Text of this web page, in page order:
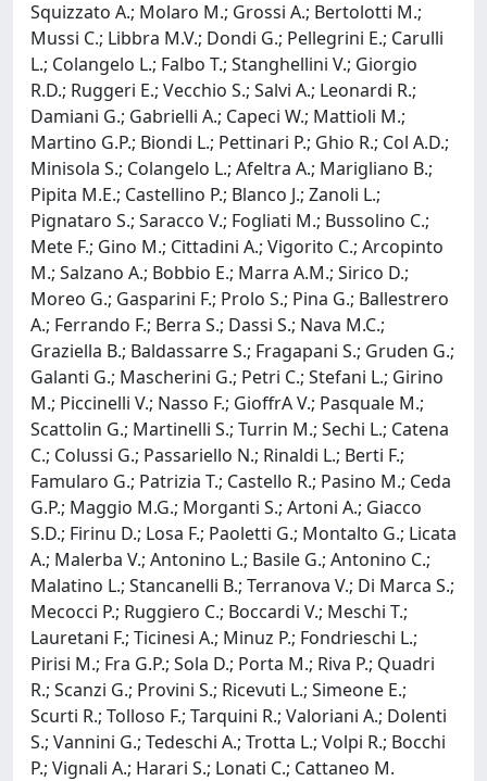
Squizzato A.; Molaro M.; Grossi A.; Bertolotti M.;
Mussi C.; Libbra M.V.; Dondi G.; Pellegrini E.; Carulli
L.; Colangelo L.; Falbo T.; Stanghellini V.; Giorgio
R.D.; Ruggeri E.; Vecchio S.; Salvi A.; Leonardi R.;
Damiani G.; Gabrielli A.; Capeci W.; Mattioli M.;
Martino G.P.; Biondi L.; Pettinari P.; Ghio R.; Col A.D.;
Minisola S.; Colangelo L.; Afeltra A.; Marigliano B.;
Pipita M.E.; Castellino P.; Blanco J.; Zanoli L.;
Pignataro S.; Saracco V.; Fogliati M.; Bussolino C.;
Mete F.; Gino M.; Cittadini A.; Vigorito C.; Arcopinto
M.; Salzano A.; Bobbio E.; Marra A.M.; Sirico D.;
Moreo G.; Gasparini F.; Prolo S.; Pina G.; Ballestrero
A.; Ferrando F.; Berra S.; Dassi S.; Nava M.C.;
Graziella B.; Baldassarre S.; Fragapani S.; Gruden G.;
Galanti G.; Mascherini G.; Petri C.; Stefani L.; Girino
M.; Piccinelli V.; Nasso F.; GioffrA V.; Pasquale M.;
Scattolin G.; Martinelli S.; Turrin M.; Sechi L.; Catena
C.; Colussi G.; Passariello N.; Rinaldi L.; Berti F.;
Famularo G.; Patrizia T.; Castello R.; Pasino M.; Ceda
G.P.; Maggio M.G.; Morganti S.; Artoni A.; Giacco
S.D.; Firinu D.; Losa F.; Paoletti G.; Montalto G.; Licata
A.; Malerba V.; Antonino L.; Basile G.; Antonino C.;
Malatino L.; Stancanelli B.; Terranova V.; Di Marca S.;
Mecocci P.; Ruggiero C.; Boccardi V.; Meschi T.;
Lauretani F.; Ticinesi A.; Minuz P.; Fondrieschi L.;
Pirisi M.; Fra G.P.; Sola D.; Porta M.; Riva P.; Quadri
R.; Scanzi G.; Provini S.; Ricevuti L.; Simeone E.;
Scurti R.; Tolloso F.; Tarquini R.; Valoriani A.; Dolenti
S.; Vannini G.; Tedeschi A.; Trotta L.; Volpi R.; Bocchi
P.; Vignali A.; Harari S.; Lonati C.; Cattaneo M.